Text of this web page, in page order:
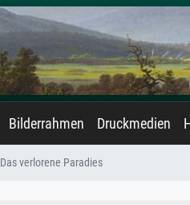
Bilderrahmen Druckmedien
Das verlorene Paradies